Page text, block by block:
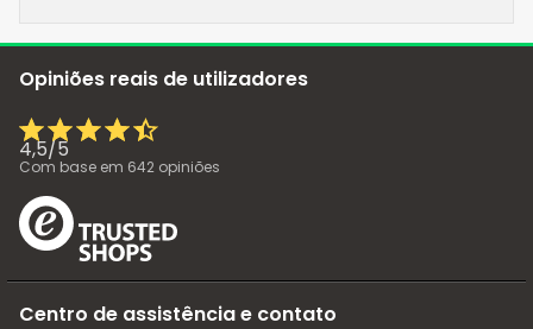
Opiniões reais de utilizadores
4,5/5
Com base em 642 opiniões
Centro de assistência e contato